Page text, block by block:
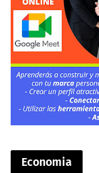
Economia